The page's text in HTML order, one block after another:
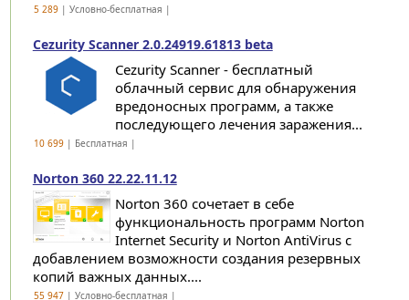
5 289| Условно-бесплатная |
Cezurity Scanner 2.0.24919.61813 beta
Cezurity Scanner - бесплатный
облачный сервис для обнаружения
вредоносных программ, а также
последующего лечения заражения...
10 699| Бесплатная |
Norton 360 22.22.11.12
Norton 360 сочетает в себе
функциональность программ Norton
Internet Security и Norton AntiVirus с
добавлением возможности создания резервных
копий важных данных....
55 947| Условно-бесплатная |